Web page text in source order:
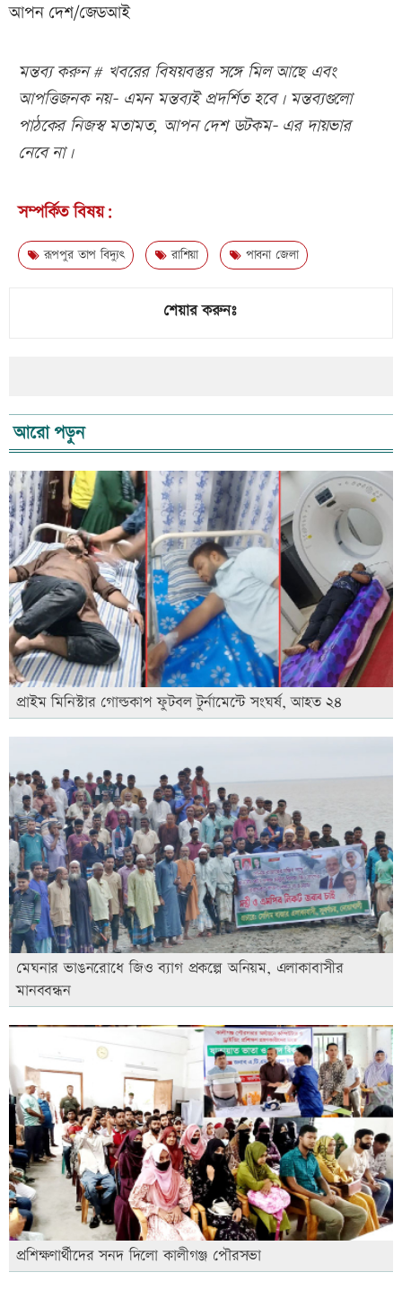
আপন দেশ/জেডআই
মন্তব্য করুন # খবরের বিষয়বস্তুর সঙ্গে মিল আছে এবং
আপত্তিজনক নয়- এমন মন্তব্যই প্রদর্শিত হবে। মন্তব্যগুলো
পাঠকের নিজস্ব মতামত, আপন দেশ ডটকম- এর দায়ভার
নেবে না।
সম্পর্কিত বিষয়:
রূপপুর তাপ বিদ্যুৎ রাশিয়া পাবনা জেলা
শেয়ার করুনঃ
আরো পড়ুন
প্রাইম মিনিস্টার গোল্ডকাপ ফুটবল টুর্নামেন্টে সংঘর্ষ, আহত ২৪
মেঘনার ভাঙনরোধে জিও ব্যাগ প্রকল্পে অনিয়ম, এলাকাবাসীর
মানববন্ধন
প্রশিক্ষণার্থীদের সনদ দিলো কালীগঞ্জ পৌরসভা